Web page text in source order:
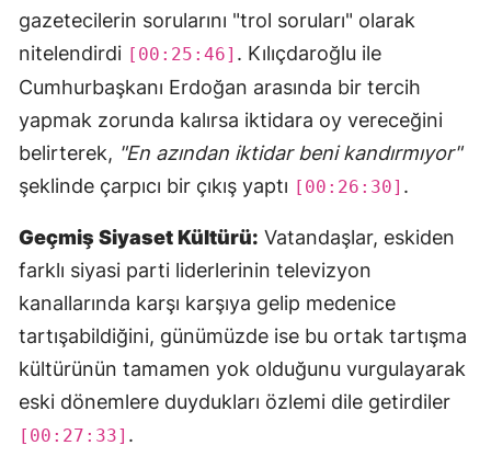
gazetecilerin sorularını "trol soruları" olarak
nitelendirdi [00:25:46] . Kılıçdaroğlu ile
Cumhurbaşkanı Erdoğan arasında bir tercih
yapmak zorunda kalırsa iktidara oy vereceğini
belirterek, "En azından iktidar beni kandırmıyor"
şeklinde çarpıcı bir çıkış yaptı [00:26:30] .
Geçmiş Siyaset Kültürü: Vatandaşlar, eskiden
farklı siyasi parti liderlerinin televizyon
kanallarında karşı karşıya gelip medenice
tartışabildiğini, günümüzde ise bu ortak tartışma
kültürünün tamamen yok olduğunu vurgulayarak
eski dönemlere duydukları özlemi dile getirdiler
[00:27:33] .